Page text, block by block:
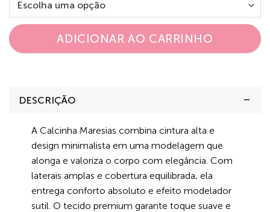
ADICIONAR AO CARRINHO
DESCRIÇÃO
A Calcinha Maresias combina cintura alta e
design minimalista em uma modelagem que
alonga e valoriza o corpo com elegância. Com
laterais amplas e cobertura equilibrada, ela
entrega conforto absoluto e efeito modelador
sutil. O tecido premium garante toque suave e